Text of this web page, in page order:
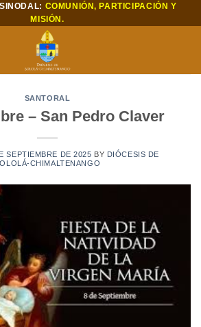
COMUNIÓN, PARTICIPACIÓN Y
MISIÓN.
SANTORAL
– San Pedro Claver
SEPTIEMBRE DE 2025 BY DIÓCESIS DE
CHIMALTENANGO